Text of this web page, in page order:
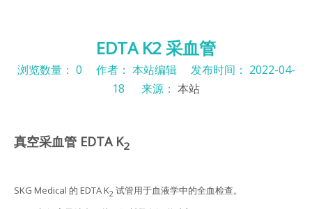
EDTA K2 采血管
浏览数量： 0 作者： 本站编辑 发布时间： 2022-04-
18 来源： 本站
真空采血管 EDTA K2
SKG Medical 的 EDTA K2 试管用于血液学中的全血检查。